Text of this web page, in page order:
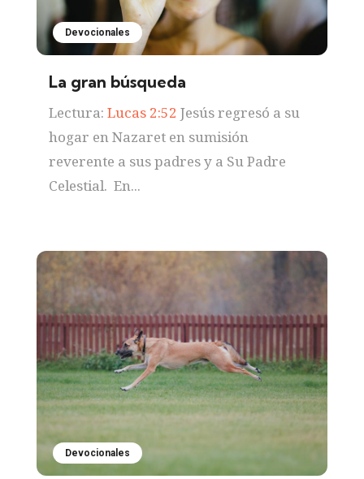
Devocionales
La gran búsqueda
Lectura: Lucas 2:52 Jesús regresó a su
hogar en Nazaret en sumisión
reverente a sus padres y a Su Padre
Celestial. En...
Devocionales